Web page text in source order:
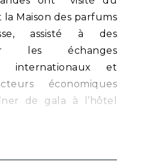
la Maison des parfums
assisté à des
les échanges
internationaux et
économiques
de gala à l’hôtel